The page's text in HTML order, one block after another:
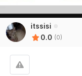
itssisi
0.0 (0)